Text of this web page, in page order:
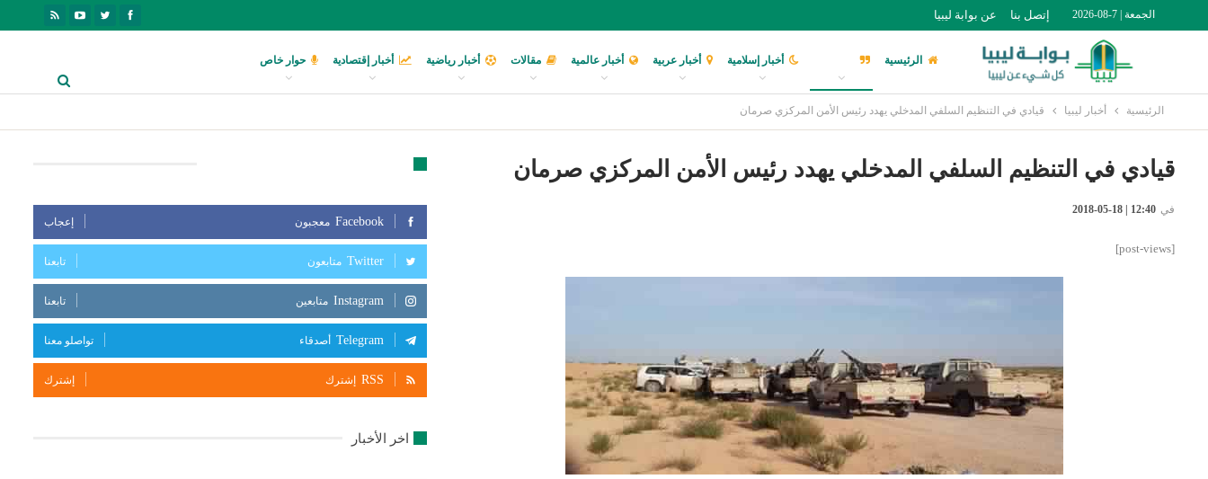
الجمعة | 7-08-2026 إتصل بنا عن بوابة ليبيا
الرئيسية أخبار إسلامية أخبار عربية أخبار عالمية مقالات أخبار رياضية أخبار إقتصادية حوار خاص
الرئيسية أخبار ليبيا قيادي في التنظيم السلفي المدخلي يهدد رئيس الأمن المركزي صرمان
قيادي في التنظيم السلفي المدخلي يهدد رئيس الأمن المركزي صرمان
في 12:40 | 18-05-2018
[post-views]
Facebook معجبون إعجاب
Twitter متابعون تابعنا
Instagram متابعين تابعنا
Telegram أصدقاء تواصلو معنا
RSS إشترك إشترك
اخر الأخبار